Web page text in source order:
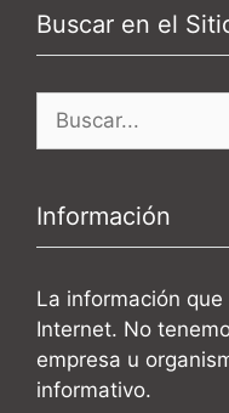
Buscar en el
Información
La información
Internet. No
empresa u
informativo.